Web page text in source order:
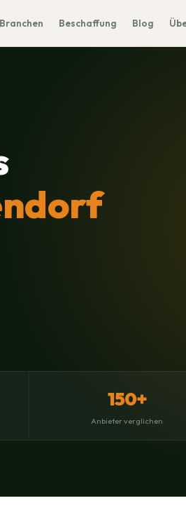
Branchen Beschaffung Blog
150+
Anbieter verglichen